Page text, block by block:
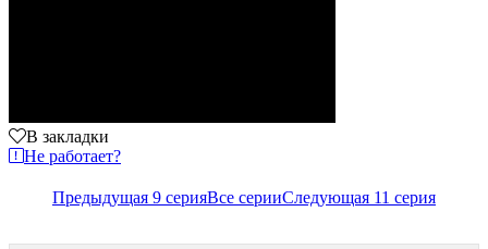
В закладки
Не работает?
Предыдущая 9 серияВсе серииСледующая 11 серия